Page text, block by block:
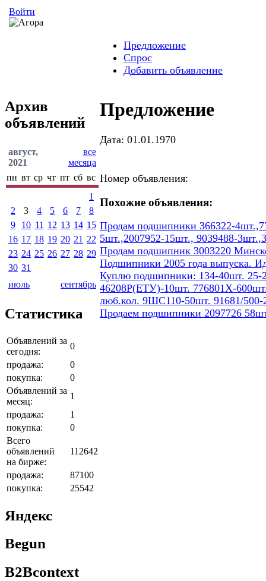
Войти
Предложение
Спрос
Добавить объявление
Архив
объявлений
август,
2021
все
месяца
пн вт ср чт пт сб вс
1
2
3 4 5 6 7
8
9
10 11 12 13 14 15
16 17 18 19 20 21 22
23 24 25 26 27 28 29
30 31
июль
сентябрь
Статистика
Объявлений за
сегодня:
0
продажа:
0
покупка:
0
Объявлений за
месяц:
1
продажа:
1
покупка:
0
Всего
объявлений
на бирже:
112642
продажа:
87100
покупка:
25542
Яндекс
Begun
B2Bcontext
Предложение
Дата: 01.01.1970
Номер объявления:
Похожие объявления:
Продам подшипники 366322-
5шт.,2007952-15шт., 9039488-
Продам подшипник 3003220
Подшипники 2005 года выпуска.
Куплю подшипники: 134-40шт.
46208Р(ЕТУ)-10шт. 776801Х-
люб.кол. 9ШС110-50шт. 91681/500-
Продаем подшипники 2097726